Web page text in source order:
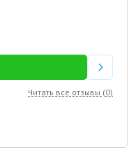
Читать все отзывы (0)